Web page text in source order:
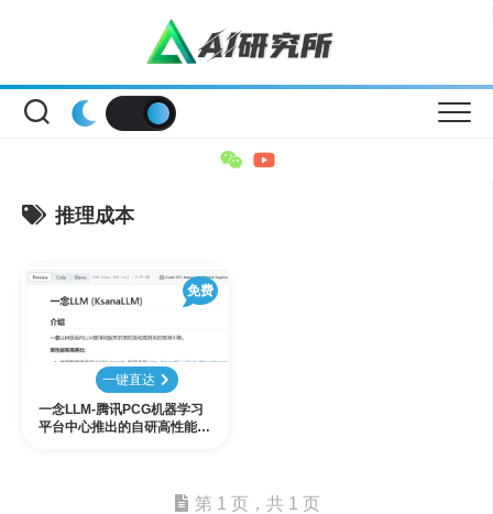
推理成本
免费
一键直达
一念LLM-腾讯PCG机器学习
平台中心推出的自研高性能L
第 1 页，共 1 页